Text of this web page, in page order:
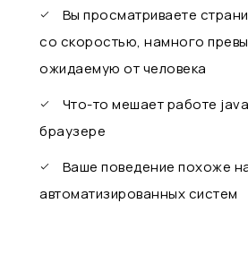
Вы просматриваете
со скоростью, намного
ожидаемую от человека
Что-то мешает работе
браузере
Ваше поведение похоже
автоматизированных систем